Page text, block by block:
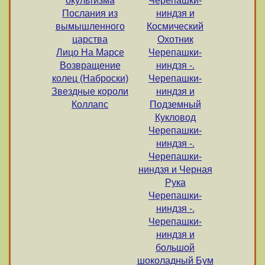
Послания из
вымышленного
царства
Лицо На Марсе
Возвращение
колец (Наброски)
Звездные короли
Коллапс
ниндзя и
Космический
Охотник
Черепашки-
ниндзя -.
Черепашки-
ниндзя и
Подземный
Кукловод
Черепашки-
ниндзя -.
Черепашки-
ниндзя и Черная
Рука
Черепашки-
ниндзя -.
Черепашки-
ниндзя и
большой
шоколадный Бум